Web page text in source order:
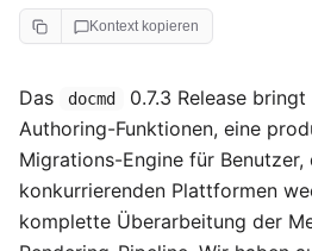
Kontext kopieren
Das docmd
0.7.3 Release
Authoring-Funktionen, eine
Migrations-Engine für Benutzer,
konkurrierenden Plattformen
komplette Überarbeitung der
✨ Highlights
🚀 Multi-Service-Migrations-
Unterstützte Quellen
📝 Code-Block-Titel
📊 Interaktive Mermaid-
Icons in Tabs